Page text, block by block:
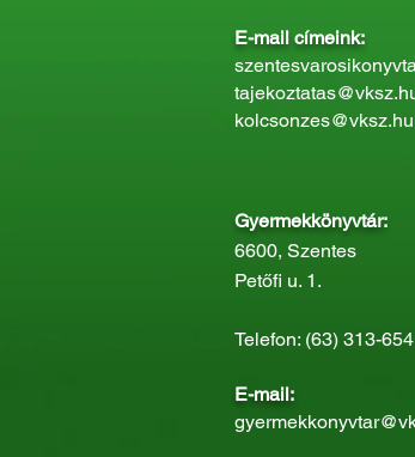
E-mail címeink:
kolcsonzes@vksz.hu
Gyermekkönyvtár:
6600, Szentes
Petőfi u. 1.
Telefon: (63) 313-654
E-mail: